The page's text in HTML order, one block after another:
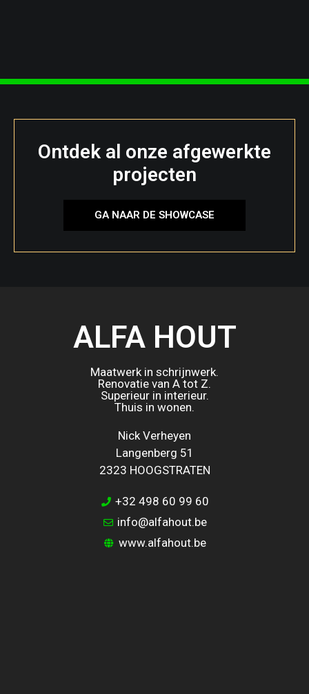
Ontdek al onze afgewerkte
projecten
GA NAAR DE SHOWCASE
ALFA HOUT
Maatwerk in schrijnwerk.
Renovatie van A tot Z.
Superieur in interieur.
Thuis in wonen.
Nick Verheyen
Langenberg 51
2323 HOOGSTRATEN
+32 498 60 99 60
info@alfahout.be
www.alfahout.be